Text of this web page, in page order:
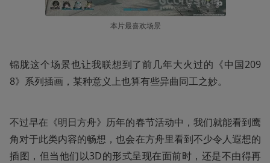
本片最喜欢场景
锦胧这个场景也让我联想到了前几年大火过的《中国209
8》系列插画，某种意义上也算有些异曲同工之妙。
不过早在《明日方舟》历年的春节活动中，我们就能看到鹰
角对于此类内容的畅想，也会在方舟里看到不少令人遐想的
插图，但当他们以3D的形式呈现在面前时，还是不由得再